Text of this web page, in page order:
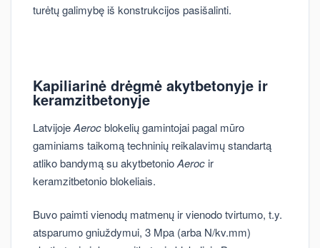
turėtų galimybę iš konstrukcijos pasišalinti.
Kapiliarinė drėgmė akytbetonyje ir
keramzitbetonyje
LatvijojeAerocblokelių gamintojai pagal mūro
gaminiams taikomą techninių reikalavimų standartą
atliko bandymą su akytbetonioAeroc ir
keramzitbetonio blokeliais.
Buvo paimti vienodų matmenų ir vienodo tvirtumo, t.y.
atsparumo gniuždymui, 3 Mpa (arba N/kv.mm)